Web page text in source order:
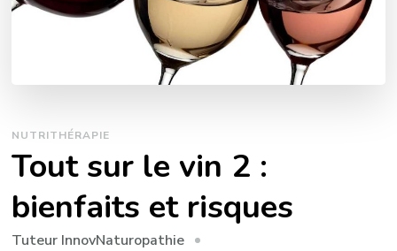
NUTRITHÉRAPIE
Tout sur le vin 2 :
bienfaits et risques
Tuteur InnovNaturopathie